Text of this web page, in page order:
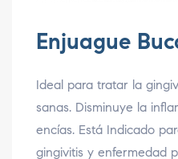
Enjuague
Ideal para tratar la
sanas. Disminuye la
encías. Está Indicado
gingivitis y enfermedad